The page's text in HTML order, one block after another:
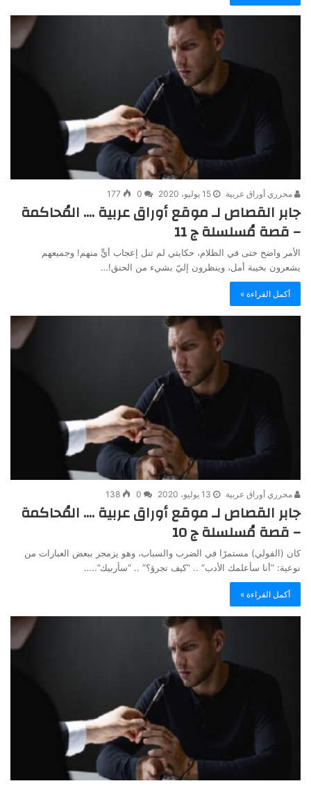
محرري أوراق عربية 15 يوليو، 2020 0
177
جابر القصاص لـ موقع أوراق عربية …. المُحاكمة
– قصة مُسلسلة ج 11
الأمر واضح حتى في الظلام، حكايتي لم تنل إعجاب أيٍّ منهم! وجميعهم
يشعرون بخيبة أمل، وينظرون إليّ بشيء من الحنق!…
أكمل القراءة »
محرري أوراق عربية 13 يوليو، 2020 0
138
جابر القصاص لـ موقع أوراق عربية …. المُحاكمة
– قصة مُسلسلة ج 10
كان (الفولي) مستمرًا في الضرب والسباب، وهو يزمجر ببعض العبارات من
نوعية: “أنا سأعلمك الأدب” .. “كيف تجرؤ؟” .. “سأربيك”..…
أكمل القراءة »